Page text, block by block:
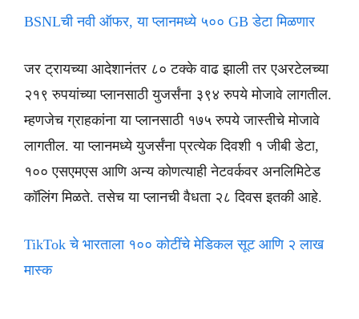
BSNLची नवी ऑफर, या प्लानमध्ये ५०० GB डेटा मिळणार
जर ट्रायच्या आदेशानंतर ८० टक्के वाढ झाली तर एअरटेलच्या
२१९ रुपयांच्या प्लानसाठी युजर्संना ३९४ रुपये मोजावे लागतील.
म्हणजेच ग्राहकांना या प्लानसाठी १७५ रुपये जास्तीचे मोजावे
लागतील. या प्लानमध्ये युजर्संना प्रत्येक दिवशी १ जीबी डेटा,
१०० एसएमएस आणि अन्य कोणत्याही नेटवर्कवर अनलिमिटेड
कॉलिंग मिळते. तसेच या प्लानची वैधता २८ दिवस इतकी आहे.
TikTok चे भारताला १०० कोटींचे मेडिकल सूट आणि २ लाख
मास्क